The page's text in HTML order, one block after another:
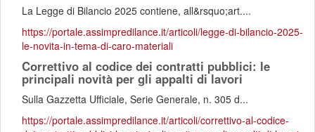
La Legge di Bilancio 2025 contiene, all&rsquo;art....
https://portale.assimpredilance.it/articoli/legge-di-bilancio-2025-
le-novita-in-tema-di-caro-materiali
Correttivo al codice dei contratti pubblici: le
principali novità per gli appalti di lavori
Sulla Gazzetta Ufficiale, Serie Generale, n. 305 d...
https://portale.assimpredilance.it/articoli/correttivo-al-codice-